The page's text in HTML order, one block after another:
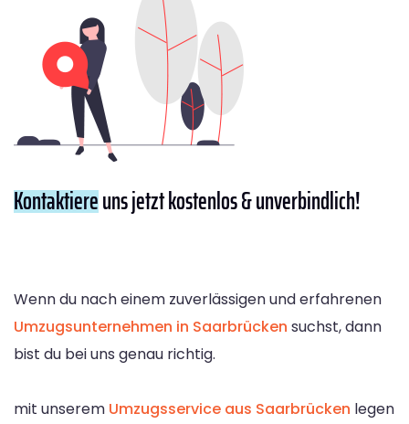
Kontaktiereuns jetzt kostenlos & unverbindlich!
Wenn du nach einem zuverlässigen und erfahrenen
Umzugsunternehmen in Saarbrücken suchst, dann
bist du bei uns genau richtig.
mit unserem Umzugsservice aus Saarbrücken legen